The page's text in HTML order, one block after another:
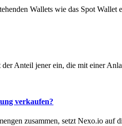
Wallets wie das Spot Wallet
Anteil jener ein, die mit einer
verkaufen?
zusammen, setzt Nexo.io auf